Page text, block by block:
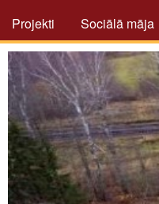
Projekti
Sociālā māja